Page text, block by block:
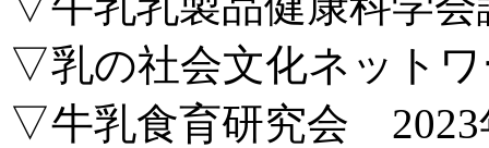
▽乳の社会文化ネット
▽牛乳食育研究会 2023